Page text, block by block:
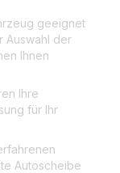
geeignet
Auswahl der
Ihnen
Ihre
für Ihr
Autoscheibe